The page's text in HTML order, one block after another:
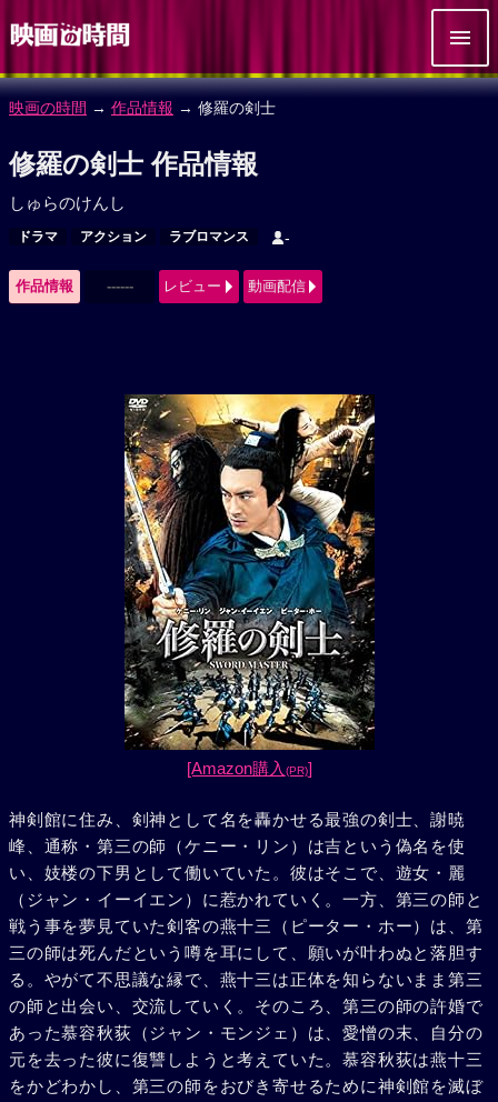
映画の時間 → 作品情報 → 修羅の剣士
修羅の剣士 作品情報
しゅらのけんし
ドラマ アクション ラブロマンス -
作品情報 ------ レビュー 動画配信
[Amazon購入 (PR)]
神剣館に住み、剣神として名を轟かせる最強の剣士、謝暁
峰、通称・第三の師（ケニー・リン）は吉という偽名を使
い、妓楼の下男として働いていた。彼はそこで、遊女・麗
（ジャン・イーイエン）に惹かれていく。一方、第三の師と
戦う事を夢見ていた剣客の燕十三（ピーター・ホー）は、第
三の師は死んだという噂を耳にして、願いが叶わぬと落胆す
る。やがて不思議な縁で、燕十三は正体を知らないまま第三
の師と出会い、交流していく。そのころ、第三の師の許婚で
あった慕容秋荻（ジャン・モンジェ）は、愛憎の末、自分の
元を去った彼に復讐しようと考えていた。慕容秋荻は燕十三
をかどわかし、第三の師をおびき寄せるために神剣館を滅ぼ